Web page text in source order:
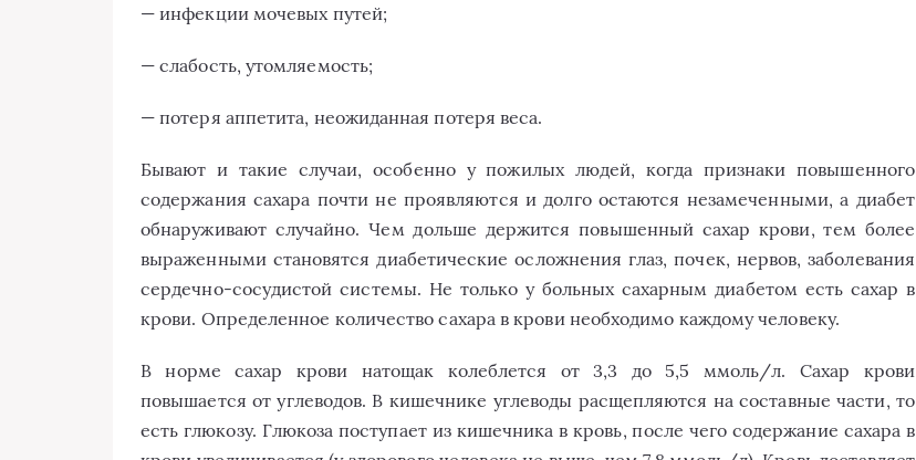
— инфекции мочевых путей;
— слабость, утомляемость;
— потеря аппетита, неожиданная потеря веса.
Бывают и такие случаи, особенно у пожилых людей, когда признаки повышенного
содержания сахара почти не проявляются и долго остаются незамеченными, а диабет
обнаруживают случайно. Чем дольше держится повышенный сахар крови, тем более
выраженными становятся диабетические осложнения глаз, почек, нервов, заболевания
сердечно-сосудистой системы. Не только у больных сахарным диабетом есть сахар в
крови. Определенное количество сахара в крови необходимо каждому человеку.
В норме сахар крови натощак колеблется от 3,3 до 5,5 ммоль/л. Сахар крови
повышается от углеводов. В кишечнике углеводы расщепляются на составные части, то
есть глюкозу. Глюкоза поступает из кишечника в кровь, после чего содержание сахара в